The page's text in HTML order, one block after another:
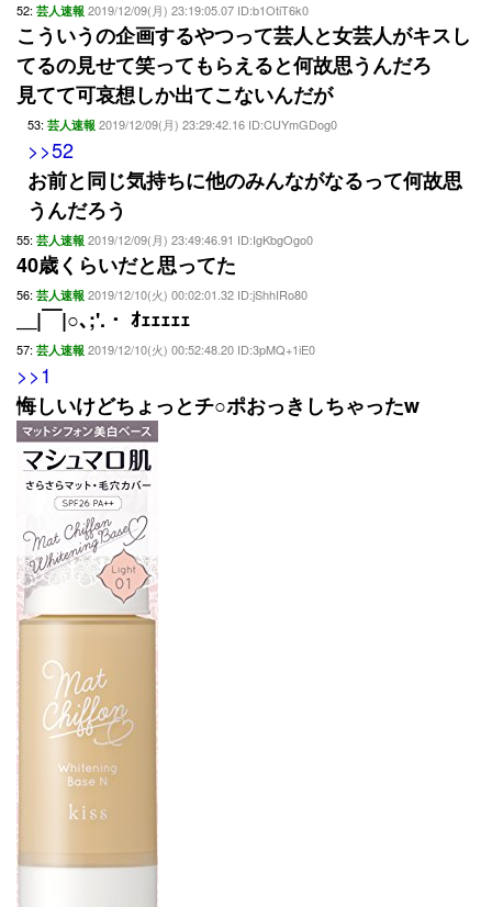
52: 芸人速報 2019/12/09(月) 23:19:05.07 ID:b1OtiT6k0
こういうの企画するやつって芸人と女芸人がキスし
てるの見せて笑ってもらえると何故思うんだろ
見てて可哀想しか出てこないんだが
53: 芸人速報 2019/12/09(月) 23:29:42.16 ID:CUYmGDog0
>>52
お前と同じ気持ちに他のみんながなるって何故思
うんだろう
55: 芸人速報 2019/12/09(月) 23:49:46.91 ID:IgKbgOgo0
40歳くらいだと思ってた
56: 芸人速報 2019/12/10(火) 00:02:01.32 ID:jShhIRo80
＿|￣|○､;'.・ ｵｪｪｪｪｪ
57: 芸人速報 2019/12/10(火) 00:52:48.20 ID:3pMQ+1iE0
>>1
悔しいけどちょっとチ○ポおっきしちゃったw